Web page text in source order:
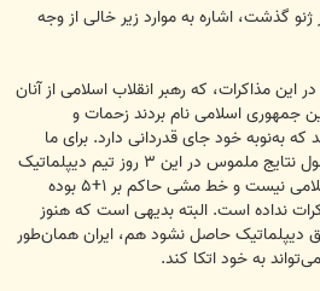
از ۱۶ تا ۱۸ آبان در ژنو گذشت، اشاره به موارد زیر خالی از وجه
مذاکرات، که رهبر انقلاب اسلامی از آنان
جمهوری اسلامی نام بردند زحمات و
به‌نوبه خود جای قدردانی دارد. برای ما
مسلم است که مسئول عدم حصول نتایج ملموس در این ۳ روز تیم دیپلماتیک
ایران و نظام مقدس جمهوری اسلامی نیست و خط مشی حاکم بر ۱+۵ بوده
نداده است. البته بدیهی است که هنوز
دیپلماتیک حاصل نشود هم، ایران همان‌طور
به خود اتکا کند.